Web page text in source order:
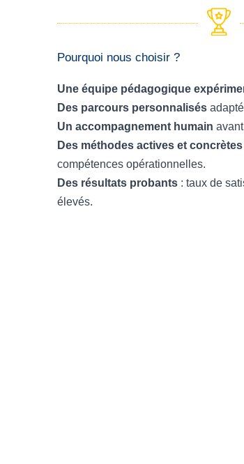
Pourquoi nous choisir ?
Une équipe pédagogique
Des parcours personnalisés
Un accompagnement humain
Des méthodes actives et concrètes
compétences opérationnelles.
Des résultats probants : taux de
élevés.